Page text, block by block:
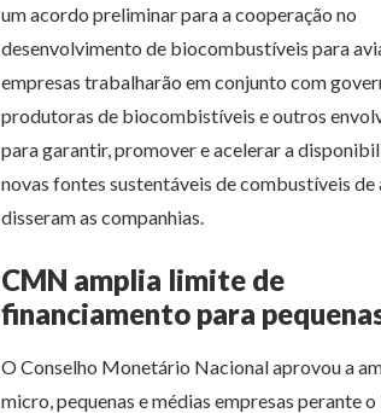
um acordo preliminar para a cooperação no
desenvolvimento de biocombustíveis para
empresas trabalharão em conjunto com
produtoras de biocombistíveis e outros
para garantir, promover e acelerar a
novas fontes sustentáveis de combustíveis de
disseram as companhias.
CMN amplia limite de
financiamento para
O Conselho Monetário Nacional aprovou a
micro, pequenas e médias empresas perante